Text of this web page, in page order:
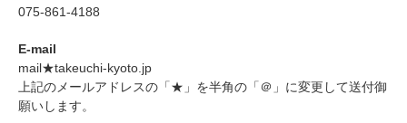
075-861-4188
E-mail
mail★takeuchi-kyoto.jp
上記のメールアドレスの「★」を半角の「＠」に変更して送付御
願いします。